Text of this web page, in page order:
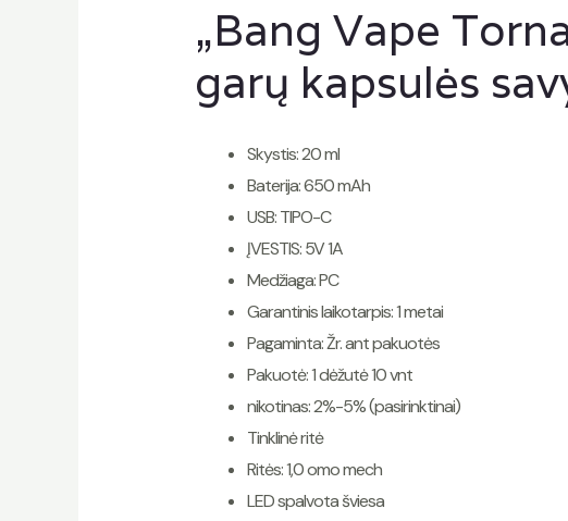
„Bang Vape
garų kapsulės
Skystis: 20 ml
Baterija: 650 mAh
USB: TIPO-C
ĮVESTIS: 5V 1A
Medžiaga: PC
Garantinis laikotarpis: 1 metai
Pagaminta: Žr. ant pakuotės
Pakuotė: 1 dėžutė 10 vnt
nikotinas: 2%-5% (pasirinktinai)
Tinklinė ritė
Ritės: 1,0 omo mech
LED spalvota šviesa